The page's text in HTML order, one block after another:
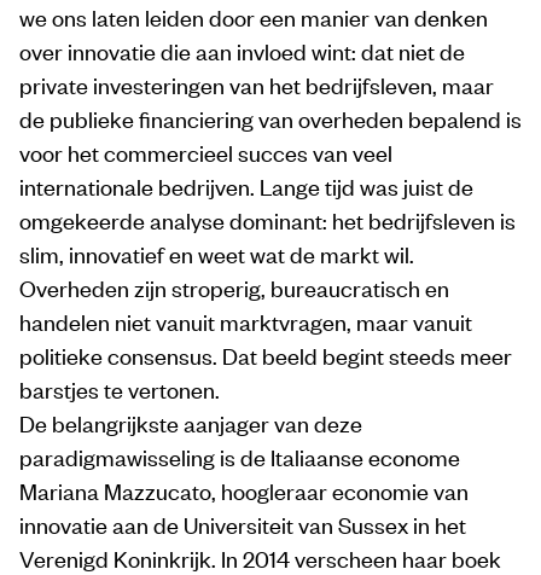
we ons laten leiden door een manier van denken
over innovatie die aan invloed wint: dat niet de
private investeringen van het bedrijfsleven, maar
de publieke financiering van overheden bepalend is
voor het commercieel succes van veel
internationale bedrijven. Lange tijd was juist de
omgekeerde analyse dominant: het bedrijfsleven is
slim, innovatief en weet wat de markt wil.
Overheden zijn stroperig, bureaucratisch en
handelen niet vanuit marktvragen, maar vanuit
politieke consensus. Dat beeld begint steeds meer
barstjes te vertonen.
De belangrijkste aanjager van deze
paradigmawisseling is de Italiaanse econome
Mariana Mazzucato, hoogleraar economie van
innovatie aan de Universiteit van Sussex in het
Verenigd Koninkrijk. In 2014 verscheen haar boek